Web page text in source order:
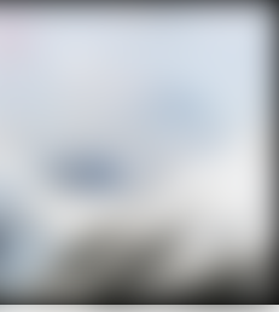
trucs en tout